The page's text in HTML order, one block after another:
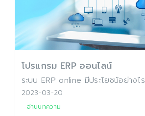
โปรแกรม ERP ออนไลน์
ระบบ ERP online มีประโยชน์อย่างไร
2023-03-20
อ่านบทความ